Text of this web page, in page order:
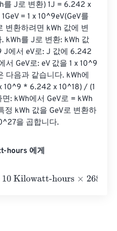
를 J로 변환) 1J = 6.242 x
= 1 x 10^9eV(GeV를
변환하려면 kWh 값에 변
kWh를 J로 변환: kWh 값
J에서 eV로: J 값에 6.242
서 GeV로: eV 값을 1 x 10^9
다음과 같습니다. kWh에
10^9 * 6.242 x 10^18) / (1
: kWh에서 GeV로 = kWh
kWh 값을 GeV로 변환하
을 곱합니다.
hours 에게
hours×